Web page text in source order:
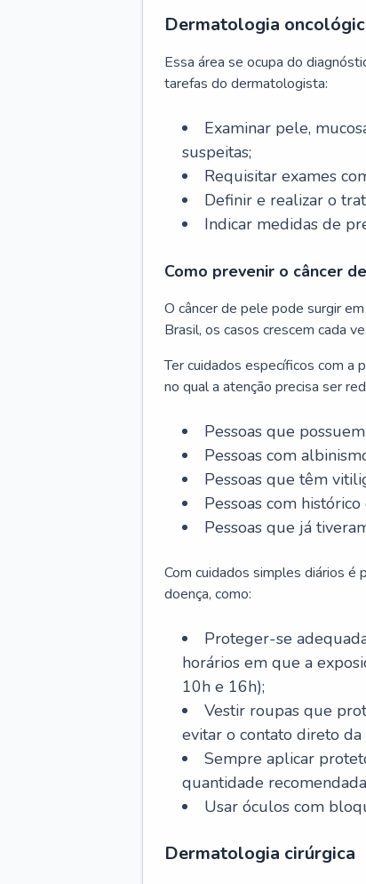
Dermatologia
Essa área se ocupa do
tarefas do dermatologista:
Examinar pele,
suspeitas;
Requisitar exames
Definir e realizar o
Indicar medidas de
Como prevenir o câncer
O câncer de pele pode surgir
Brasil, os casos crescem cada
Ter cuidados específicos com a
no qual a atenção precisa ser
Pessoas que
Pessoas com
Pessoas que têm
Pessoas com
Pessoas que já
Com cuidados simples diários é
doença, como:
Proteger-se
horários em que a
10h e 16h);
Vestir roupas que
evitar o contato direto
Sempre aplicar
quantidade
Usar óculos com
Dermatologia cirúrgica